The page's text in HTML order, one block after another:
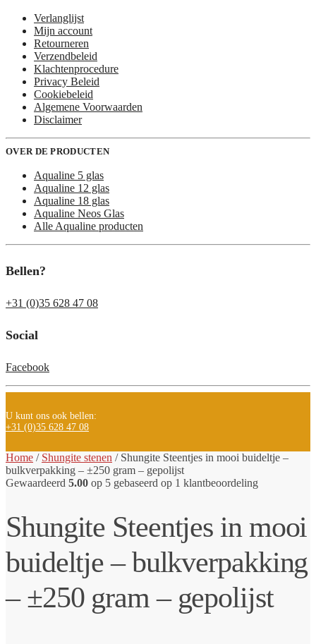
Verlanglijst
Mijn account
Retourneren
Verzendbeleid
Klachtenprocedure
Privacy Beleid
Cookiebeleid
Algemene Voorwaarden
Disclaimer
OVER DE PRODUCTEN
Aqualine 5 glas
Aqualine 12 glas
Aqualine 18 glas
Aqualine Neos Glas
Alle Aqualine producten
Bellen?
+31 (0)35 628 47 08
Social
Facebook
U kunt ons ook bellen:
+31 (0)35 628 47 08
Home / Shungite stenen / Shungite Steentjes in mooi buideltje –
bulkverpakking – ±250 gram – gepolijst
Gewaardeerd 5.00 op 5 gebaseerd op 1 klantbeoordeling
Shungite Steentjes in mooi
buideltje – bulkverpakking
– ±250 gram – gepolijst